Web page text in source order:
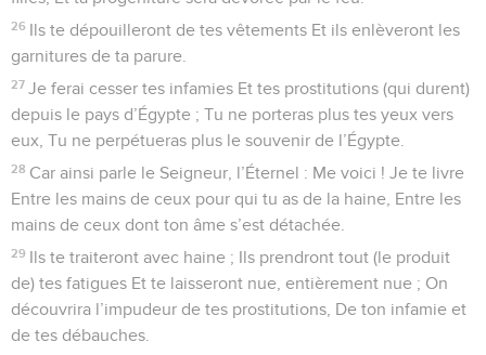
26 Ils te dépouilleront de tes vêtements Et ils enlèveront les
garnitures de ta parure.
27 Je ferai cesser tes infamies Et tes prostitutions (qui durent)
depuis le pays d’Égypte ; Tu ne porteras plus tes yeux vers
eux, Tu ne perpétueras plus le souvenir de l’Égypte.
28 Car ainsi parle le Seigneur, l’Éternel : Me voici ! Je te livre
Entre les mains de ceux pour qui tu as de la haine, Entre les
mains de ceux dont ton âme s’est détachée.
29 Ils te traiteront avec haine ; Ils prendront tout (le produit
de) tes fatigues Et te laisseront nue, entièrement nue ; On
découvrira l’impudeur de tes prostitutions, De ton infamie et
de tes débauches.